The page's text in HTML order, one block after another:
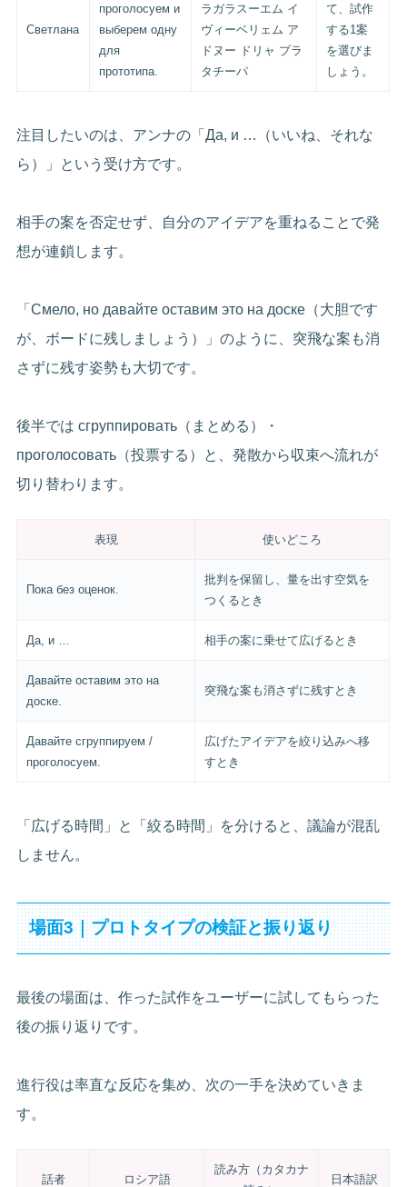
Светлана
проголосуем и
выберем одну
для
прототипа.
ラガラスーエム イ
ヴィーベリェム ア
ドヌー ドリャ プラ
タチーパ
て、試作
する1案
を選びま
しょう。
注目したいのは、アンナの「Да, и …（いいね、それな
ら）」という受け方です。
相手の案を否定せず、自分のアイデアを重ねることで発
想が連鎖します。
「Смело, но давайте оставим это на доске（大胆です
が、ボードに残しましょう）」のように、突飛な案も消
さずに残す姿勢も大切です。
後半では сгруппировать（まとめる）・
проголосовать（投票する）と、発散から収束へ流れが
切り替わります。
表現 使いどころ
Пока без оценок.
批判を保留し、量を出す空気を
つくるとき
Да, и … 相手の案に乗せて広げるとき
Давайте оставим это на
доске.
突飛な案も消さずに残すとき
Давайте сгруппируем /
проголосуем.
広げたアイデアを絞り込みへ移
すとき
「広げる時間」と「絞る時間」を分けると、議論が混乱
しません。
場面3｜プロトタイプの検証と振り返り
最後の場面は、作った試作をユーザーに試してもらった
後の振り返りです。
進行役は率直な反応を集め、次の一手を決めていきま
す。
話者 ロシア語
読み方（カタカナ
日本語訳